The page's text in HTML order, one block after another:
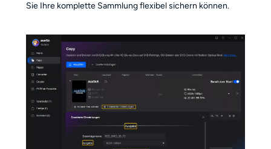
Sie Ihre komplette Sammlung flexibel sichern können.